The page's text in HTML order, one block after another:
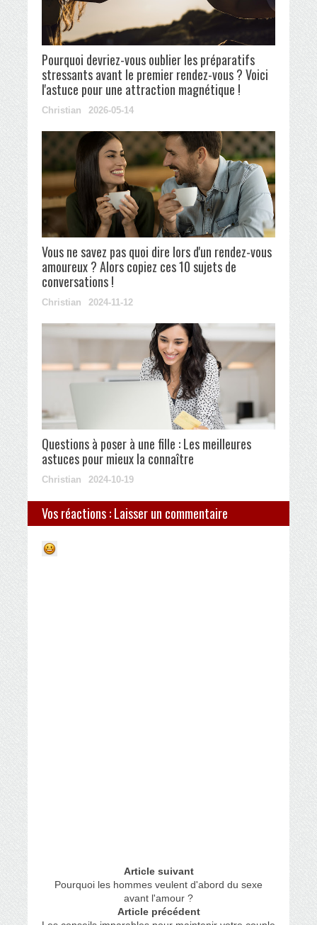
Pourquoi devriez-vous oublier les préparatifs
stressants avant le premier rendez-vous ? Voici
l'astuce pour une attraction magnétique !
Christian 2026-05-14
Vous ne savez pas quoi dire lors d'un rendez-vous
amoureux ? Alors copiez ces 10 sujets de
conversations !
Christian 2024-11-12
Questions à poser à une fille : Les meilleures
astuces pour mieux la connaître
Christian 2024-10-19
Vos réactions : Laisser un commentaire
Article suivant
Pourquoi les hommes veulent d'abord du sexe
avant l'amour ?
Article précédent